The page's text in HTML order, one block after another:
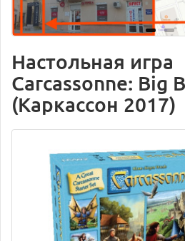
Настольная игра
Carcassonne: Big
(Каркассон 2017)